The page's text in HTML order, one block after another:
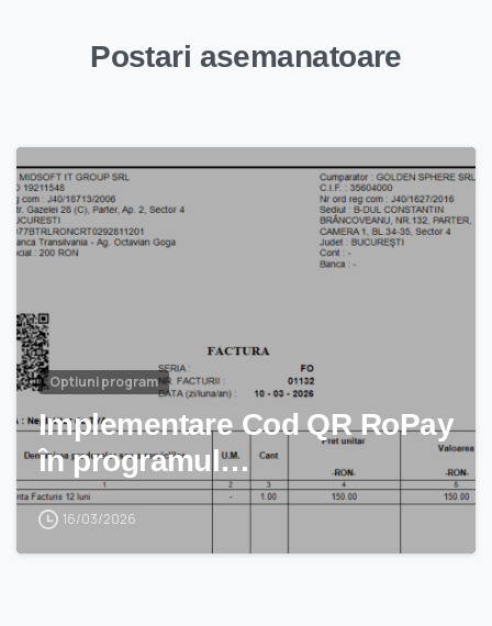
Postari asemanatoare
Optiuni program
Implementare Cod QR RoPay
în programul…
16/03/2026